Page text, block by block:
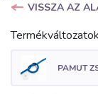
VISSZA AZ
Termékváltozatok
PAMUT